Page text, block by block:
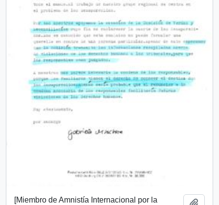
[Miembro de Amnistía Internacional por la